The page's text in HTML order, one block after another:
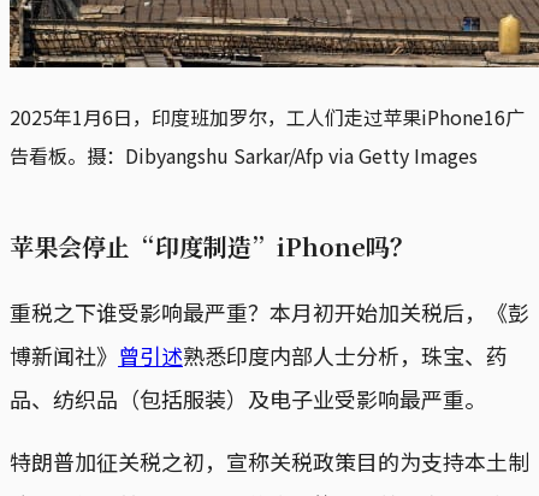
2025年1月6日，印度班加罗尔，工人们走过苹果iPhone16广
告看板。摄：Dibyangshu Sarkar/Afp via Getty Images
苹果会停止“印度制造”iPhone吗？
重税之下谁受影响最严重？本月初开始加关税后，《彭
博新闻社》 曾引述熟悉印度内部人士分析，珠宝、药
品、纺织品（包括服装）及电子业受影响最严重。
特朗普加征关税之初，宣称关税政策目的为支持本土制